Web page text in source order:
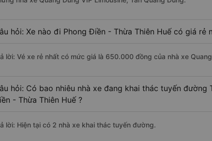
hỏi: Xe nào đi Phong Điền - Thừa Thiên Huế có giá rẻ
lời: Vé xe rẻ nhất có mức giá là 650.000 đồng của nhà xe
hỏi: Có bao nhiêu nhà xe đang khai thác tuyến đường
- Thừa Thiên Huế ?
lời: Hiện tại có 2 nhà xe khai thác tuyến đường.